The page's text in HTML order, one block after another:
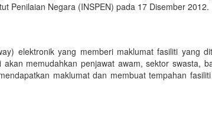
Penilaian Negara (INSPEN) pada 17 Disember 2012.
elektronik yang memberi maklumat fasiliti yang
memudahkan penjawat awam, sektor swasta,
maklumat dan membuat tempahan